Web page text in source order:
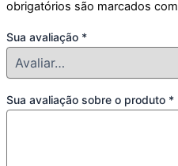
obrigatórios são marcados com
Sua avaliação *
Sua avaliação sobre o produto *